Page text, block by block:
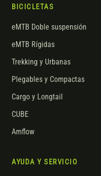
BICICLETAS
eMTB Doble suspensión
eMTB Rígidas
Trekking y Urbanas
Plegables y Compactas
Cargo y Longtail
CUBE
Amflow
AYUDA Y SERVICIO